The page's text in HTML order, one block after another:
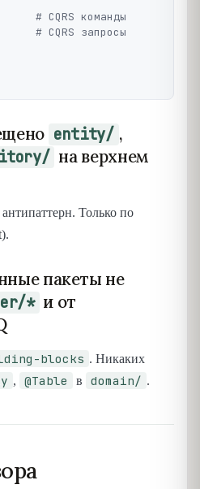
entity/ ,
на верхнем
Только по
пакеты не
* и от
blocks . Никаких
, @Table в domain/ .